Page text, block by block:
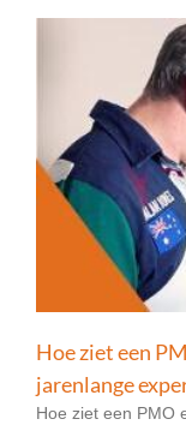
Hoe ziet een
jarenlange
Hoe ziet een PMO